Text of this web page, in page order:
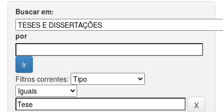
Buscar em:
por
Filtros correntes: